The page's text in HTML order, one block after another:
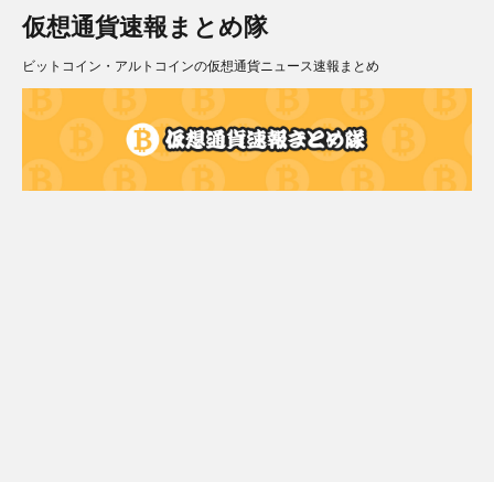
仮想通貨速報まとめ隊
ビットコイン・アルトコインの仮想通貨ニュース速報まとめ